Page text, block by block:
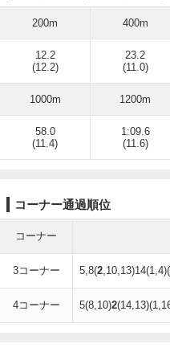
200m 400m
12.2
(12.2)
23.2
(11.0)
1000m 1200m
58.0
(11.4)
1:09.6
(11.6)
コーナー通過順位
コーナー
3コーナー 5,8(2
4コーナー 5(8,10)2